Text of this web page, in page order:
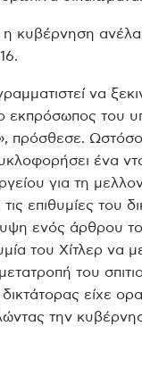
η κυβέρνηση
να
εκπρόσωπος του
πρόσθεσε.
ένα
για τη
επιθυμίες του
ενός άρθρου
του Χίτλερ να
του
είχε
την